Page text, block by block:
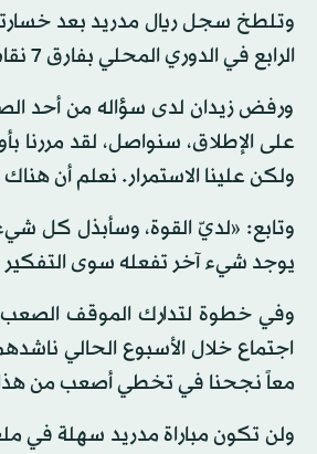
الرابع في الدوري المحلي بفارق 7 نقاط عن ريال سوسييداد المتصدر، لكنه يملك مباراة مؤجلة.
ورفض زيدان لدى سؤاله من أحد
على الإطلاق، سنواصل، لقد مررنا
ولكن علينا الاستمرار. نعلم أن
وتابع: «لديّ القوة، وسأبذل كل شيء
يوجد شيء آخر تفعله سوى التفكير
وفي خطوة لتدارك الموقف الصعب
اجتماع خلال الأسبوع الحالي
معاً نجحنا في تخطي أصعب من